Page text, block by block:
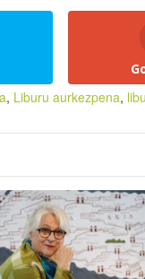
, Liburu aurkezpena,